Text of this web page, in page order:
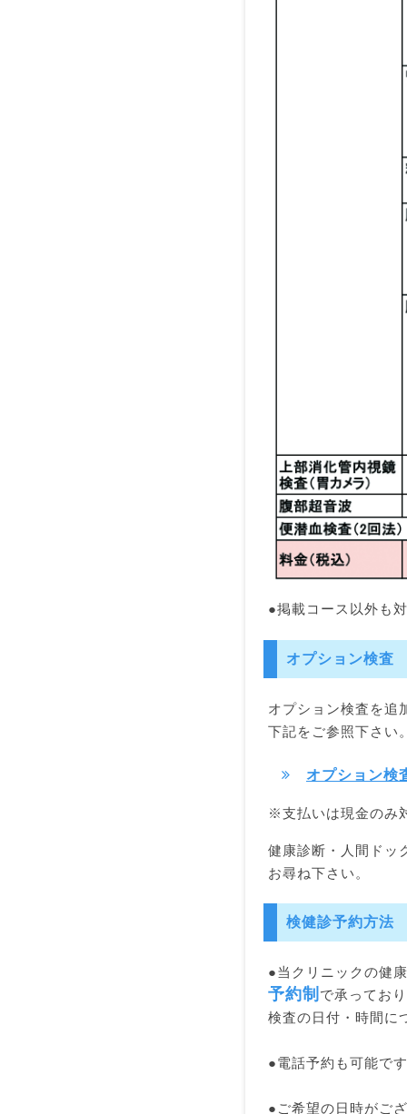
●掲載コース以外も
オプション検査
オプション検査を追
下記をご参照下さい
オプション検
※支払いは現金のみ
健康診断・人間ドッ
お尋ね下さい。
検健診予約方法
●当クリニックの健
予約制 で承ってお
検査の日付・時間に
●電話予約も可能で
●ご希望の日時がご